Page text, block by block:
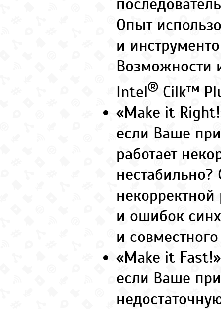
Опыт
и
Возможности
Intel® Cilk™
«Make it
если Ваше
работает
и ошибок
и
«Make it
если Ваше